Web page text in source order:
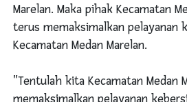
Marelan. Maka pihak Kecamatan
terus memaksimalkan pelayanan
Kecamatan Medan Marelan.
"Tentulah kita Kecamatan Medan
memaksimalkan pelayanan